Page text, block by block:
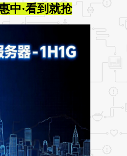
中·看到就抢